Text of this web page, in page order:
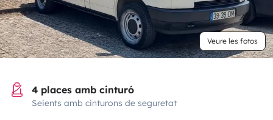
Veure les fotos
4 places amb cinturó
Seients amb cinturons de seguretat